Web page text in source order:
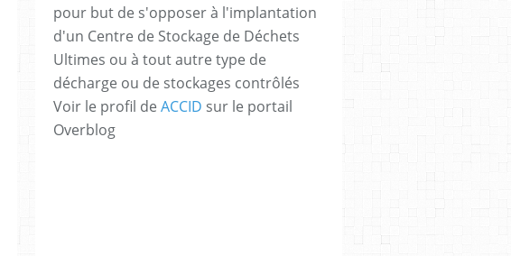
pour but de s'opposer à l'implantation
d'un Centre de Stockage de Déchets
Ultimes ou à tout autre type de
décharge ou de stockages contrôlés
Voir le profil de ACCID sur le portail
Overblog